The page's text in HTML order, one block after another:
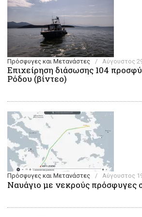
Πρόσφυγες και Μετανάστες / Αύγουστος
Επιχείρηση διάσωσης 104
Ρόδου (βίντεο)
Πρόσφυγες και Μετανάστες / Αύγουστος
Ναυάγιο με νεκρούς πρόσφυγες